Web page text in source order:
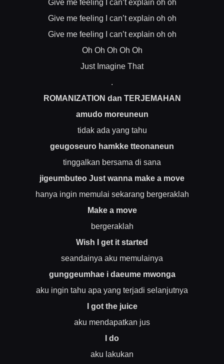
Give me feeling I can’t explain oh oh
Give me feeling I can’t explain oh oh
Give me feeling I can’t explain oh oh
Oh Oh Oh Oh Oh
Just Imagine That
.
ROMANIZATION dan TERJEMAHAN
amudo moreuneun
tidak ada yang tahu
geugoseuro hamkke tteonaneun
tinggalkan bersama di sana
jigeumbuteo Just wanna make a move
hanya ingin memulai sekarang bergeraklah
Make a move
bergeraklah
Wish I get it started
seandainya aku memulainya
gunggeumhae i daeume mwonga
aku ingin tahu apa yang terjadi selanjutnya
I got the juice
aku mendapatkan jus
I do
aku lakukan